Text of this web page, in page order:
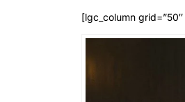
[lgc_column